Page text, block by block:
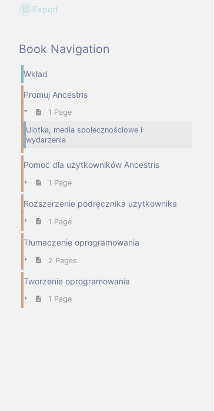
Export
Book Navigation
Wkład
Promuj Ancestris
1 Page
Ulotka, media społecznościowe i
wydarzenia
Pomoc dla użytkowników Ancestris
1 Page
Rozszerzenie podręcznika użytkownika
1 Page
Tłumaczenie oprogramowania
2 Pages
Tworzenie oprogramowania
1 Page